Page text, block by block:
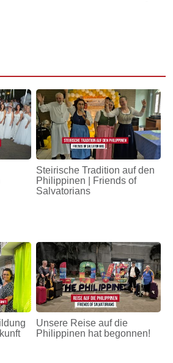
Steirische Tradition auf den
Philippinen | Friends of
Salvatorians
Unsere Reise auf die
Philippinen hat begonnen!